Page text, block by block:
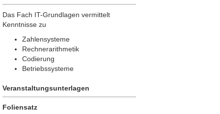
Das Fach IT-Grundlagen vermittelt
Kenntnisse zu
Zahlensysteme
Rechnerarithmetik
Codierung
Betriebssysteme
Veranstaltungsunterlagen
Foliensatz